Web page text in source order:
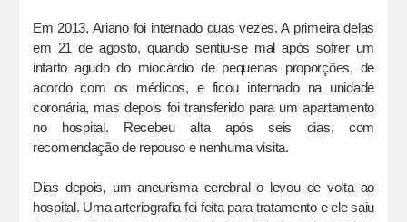
Em 2013, Ariano foi internado duas vezes. A primeira delas
em 21 de agosto, quando sentiu-se mal após sofrer um
infarto agudo do miocárdio de pequenas proporções, de
acordo com os médicos, e ficou internado na unidade
coronária, mas depois foi transferido para um apartamento
no hospital. Recebeu alta após seis dias, com
recomendação de repouso e nenhuma visita.
Dias depois, um aneurisma cerebral o levou de volta ao
hospital. Uma arteriografia foi feita para tratamento e ele saiu